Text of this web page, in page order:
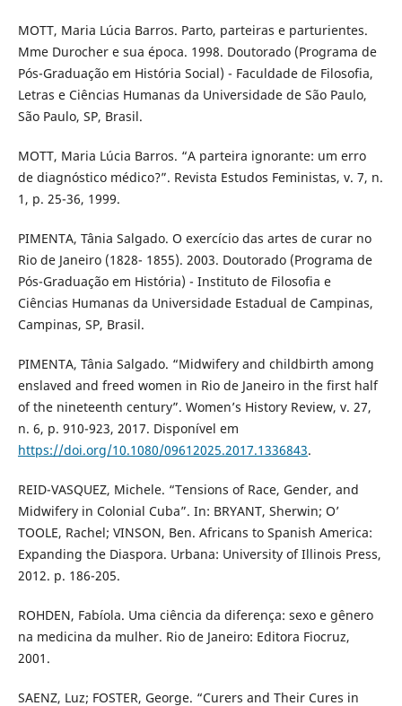
MOTT, Maria Lúcia Barros. Parto, parteiras e parturientes.
Mme Durocher e sua época. 1998. Doutorado (Programa de
Pós-Graduação em História Social) - Faculdade de Filosofia,
Letras e Ciências Humanas da Universidade de São Paulo,
São Paulo, SP, Brasil.
MOTT, Maria Lúcia Barros. “A parteira ignorante: um erro
de diagnóstico médico?”. Revista Estudos Feministas, v. 7, n.
1, p. 25-36, 1999.
PIMENTA, Tânia Salgado. O exercício das artes de curar no
Rio de Janeiro (1828- 1855). 2003. Doutorado (Programa de
Pós-Graduação em História) - Instituto de Filosofia e
Ciências Humanas da Universidade Estadual de Campinas,
Campinas, SP, Brasil.
PIMENTA, Tânia Salgado. “Midwifery and childbirth among
enslaved and freed women in Rio de Janeiro in the first half
of the nineteenth century”. Women’s History Review, v. 27,
n. 6, p. 910-923, 2017. Disponível em
https://doi.org/10.1080/09612025.2017.1336843.
REID-VASQUEZ, Michele. “Tensions of Race, Gender, and
Midwifery in Colonial Cuba”. In: BRYANT, Sherwin; O’
TOOLE, Rachel; VINSON, Ben. Africans to Spanish America:
Expanding the Diaspora. Urbana: University of Illinois Press,
2012. p. 186-205.
ROHDEN, Fabíola. Uma ciência da diferença: sexo e gênero
na medicina da mulher. Rio de Janeiro: Editora Fiocruz,
2001.
SAENZ, Luz; FOSTER, George. “Curers and Their Cures in